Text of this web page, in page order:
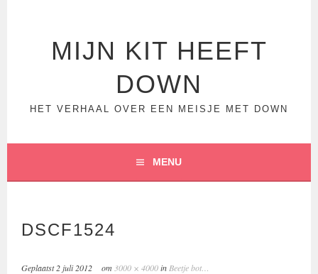
MIJN KIT HEEFT
DOWN
HET VERHAAL OVER EEN MEISJE MET DOWN
MENU
DSCF1524
Geplaatst2 juli 2012 om 3000 × 4000in Beetje bot…